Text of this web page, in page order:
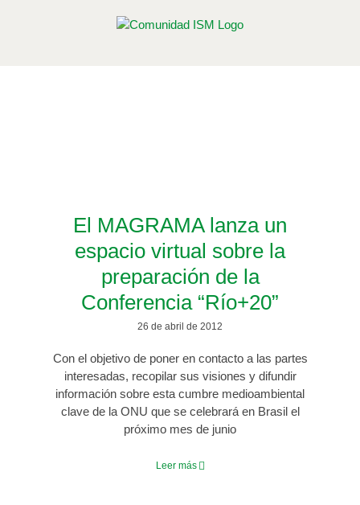
El MAGRAMA lanza un
espacio virtual sobre la
preparación de la
Conferencia “Río+20”
26 de abril de 2012
Con el objetivo de poner en contacto a las partes
interesadas, recopilar sus visiones y difundir
información sobre esta cumbre medioambiental
clave de la ONU que se celebrará en Brasil el
próximo mes de junio
Leer más